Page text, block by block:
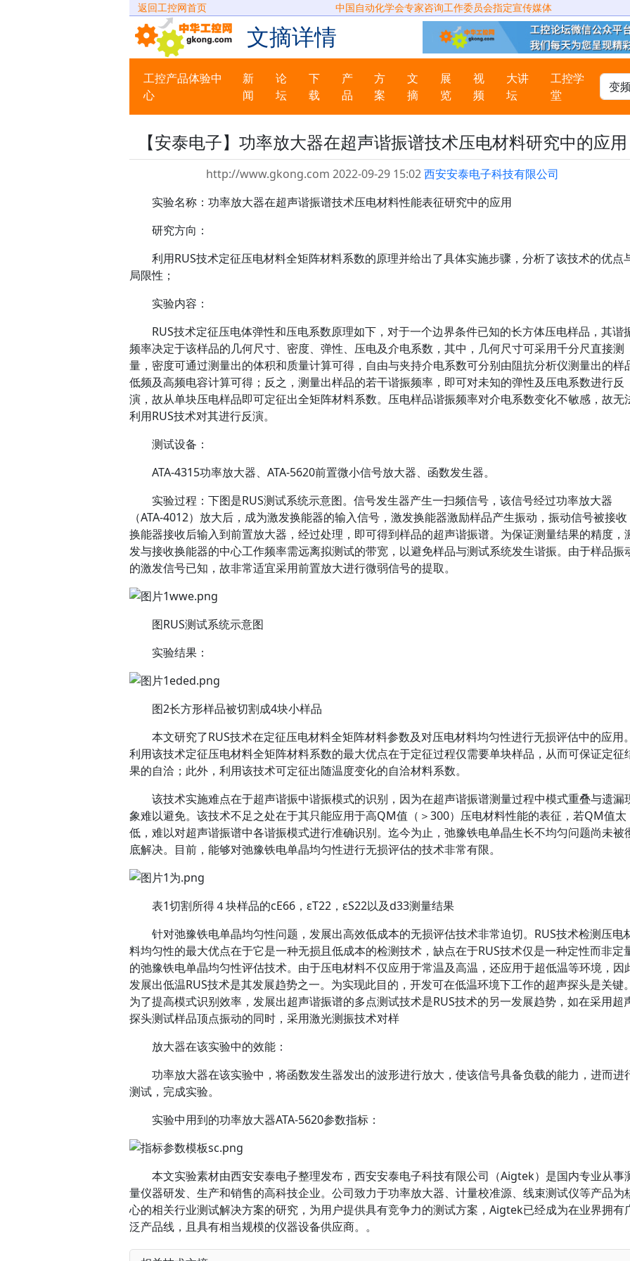
返回工控网首页 中国自动化学会专家咨询工作委员会指定宣传媒体
文摘详情
工控产品体验中
心
新
闻
论
坛
下
载
产
品
方
案
文
摘
展
览
视
频
大讲
坛
工控学
堂
【安泰电子】功率放大器在超声谐振谱技术压电材料研究中的应用
http://www.gkong.com 2022-09-29 15:02西安安泰电子科技有限公司
实验名称：功率放大器在超声谐振谱技术压电材料性能表征研究中的应用
研究方向：
利用RUS技术定征压电材料全矩阵材料系数的原理并给出了具体实施步骤，分析了该技术的优点
局限性；
实验内容：
RUS技术定征压电体弹性和压电系数原理如下，对于一个边界条件已知的长方体压电样品，其谐
频率决定于该样品的几何尺寸、密度、弹性、压电及介电系数，其中，几何尺寸可采用千分尺直接测
量，密度可通过测量出的体积和质量计算可得，自由与夹持介电系数可分别由阻抗分析仪测量出的样
低频及高频电容计算可得；反之，测量出样品的若干谐振频率，即可对未知的弹性及压电系数进行反
演，故从单块压电样品即可定征出全矩阵材料系数。压电样品谐振频率对介电系数变化不敏感，故无
利用RUS技术对其进行反演。
测试设备：
ATA-4315功率放大器、ATA-5620前置微小信号放大器、函数发生器。
实验过程：下图是RUS测试系统示意图。信号发生器产生一扫频信号，该信号经过功率放大器
（ATA-4012）放大后，成为激发换能器的输入信号，激发换能器激励样品产生振动，振动信号被接收
换能器接收后输入到前置放大器，经过处理，即可得到样品的超声谐振谱。为保证测量结果的精度，
发与接收换能器的中心工作频率需远离拟测试的带宽，以避免样品与测试系统发生谐振。由于样品振
的激发信号已知，故非常适宜采用前置放大进行微弱信号的提取。
图RUS测试系统示意图
实验结果：
图2长方形样品被切割成4块小样品
本文研究了RUS技术在定征压电材料全矩阵材料参数及对压电材料均匀性进行无损评估中的应用。
利用该技术定征压电材料全矩阵材料系数的最大优点在于定征过程仅需要单块样品，从而可保证定征
果的自洽；此外，利用该技术可定征出随温度变化的自洽材料系数。
该技术实施难点在于超声谐振中谐振模式的识别，因为在超声谐振谱测量过程中模式重叠与遗漏
象难以避免。该技术不足之处在于其只能应用于高QM值（＞300）压电材料性能的表征，若QM值太
低，难以对超声谐振谱中各谐振模式进行准确识别。迄今为止，弛豫铁电单晶生长不均匀问题尚未被
底解决。目前，能够对弛豫铁电单晶均匀性进行无损评估的技术非常有限。
表1切割所得４块样品的cE66，εT22，εS22以及d33测量结果
针对弛豫铁电单晶均匀性问题，发展出高效低成本的无损评估技术非常迫切。RUS技术检测压电
料均匀性的最大优点在于它是一种无损且低成本的检测技术，缺点在于RUS技术仅是一种定性而非定
的弛豫铁电单晶均匀性评估技术。由于压电材料不仅应用于常温及高温，还应用于超低温等环境，因
发展出低温RUS技术是其发展趋势之一。为实现此目的，开发可在低温环境下工作的超声探头是关键。
为了提高模式识别效率，发展出超声谐振谱的多点测试技术是RUS技术的另一发展趋势，如在采用超
探头测试样品顶点振动的同时，采用激光测振技术对样
放大器在该实验中的效能：
功率放大器在该实验中，将函数发生器发出的波形进行放大，使该信号具备负载的能力，进而进
测试，完成实验。
实验中用到的功率放大器ATA-5620参数指标：
本文实验素材由西安安泰电子整理发布，西安安泰电子科技有限公司（Aigtek）是国内专业从事
量仪器研发、生产和销售的高科技企业。公司致力于功率放大器、计量校准源、线束测试仪等产品为
心的相关行业测试解决方案的研究，为用户提供具有竞争力的测试方案，Aigtek已经成为在业界拥有
泛产品线，且具有相当规模的仪器设备供应商。。